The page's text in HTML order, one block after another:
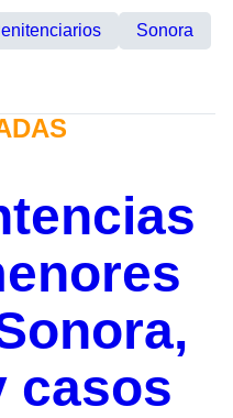
Sonora
casos